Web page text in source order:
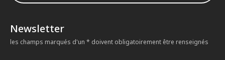
Newsletter
les champs marqués d'un * doivent obligatoirement être renseignés